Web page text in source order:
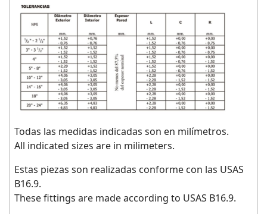
Todas las medidas indicadas son en milímetros.
All indicated sizes are in milimeters.
Estas piezas son realizadas conforme con las USAS
B16.9.
These fittings are made according to USAS B16.9.